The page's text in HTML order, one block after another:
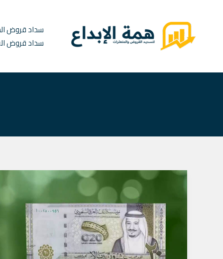
المحتوى
سداد قروض
سداد قروض
خدمات
قروض
الظهران